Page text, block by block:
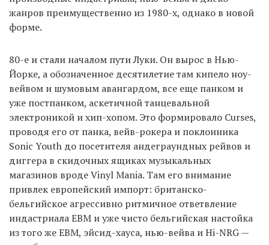
жанров преимущественно из 1980-х, однако в новой
форме.
80-е и стали началом пути Луки. Он вырос в Нью-
Йорке, а обозначенное десятилетие там кипело ноу-
вейвом и шумовым авангардом, все еще панком и
уже постпанком, аскетичной танцевальной
электроникой и хип-хопом. Это формировало Curses,
проводя его от панка, вейв-рокера и поклонника
Sonic Youth до посетителя андеграундных рейвов и
диггера в скидочных ящиках музыкальных
магазинов вроде Vinyl Mania. Там его внимание
привлек европейский импорт: британско-
бельгийское агрессивно ритмичное ответвление
индастриала EBM и уже чисто бельгийская настойка
из того же EBM, эйсид-хауса, нью-вейва и Hi-NRG —